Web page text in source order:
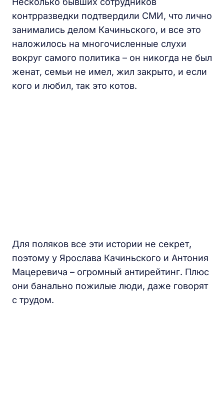
контрразведки подтвердили СМИ, что лично
занимались делом Качиньского, и все это
наложилось на многочисленные слухи
вокруг самого политика – он никогда не был
женат, семьи не имел, жил закрыто, и если
кого и любил, так это котов.
Для поляков все эти истории не секрет,
поэтому у Ярослава Качиньского и Антония
Мацеревича – огромный антирейтинг. Плюс
они банально пожилые люди, даже говорят
с трудом.